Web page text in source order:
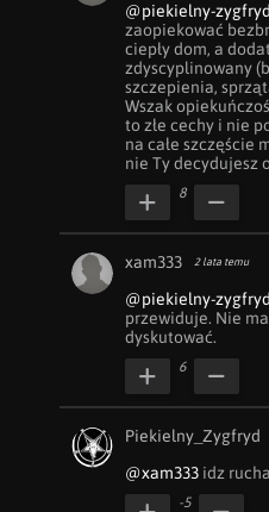
@piekielny-zygfryd
zaopiekować
ciepły dom, a
zdyscyplinowany
szczepienia,
Wszak
to złe cechy i nie
na całe szczęście
nie Ty decydujesz
8
xam333 2 lata temu
@piekielny-zygfryd
przewiduje. Nie
dyskutować.
6
Piekielny_Zygfryd
@xam333 idz
-5